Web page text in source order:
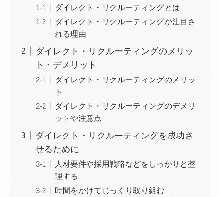
ダイレクト・リクルーティングとは
ダイレクト・リクルーティングが注目さ
れる理由
ダイレクト・リクルーティングのメリッ
ト・デメリット
ダイレクト・リクルーティングのメリッ
ト
ダイレクト・リクルーティングのデメリ
ットや注意点
ダイレクト・リクルーティングを成功さ
せるために
人材要件や採用戦略などをしっかりと整
理する
時間をかけてじっくり取り組む